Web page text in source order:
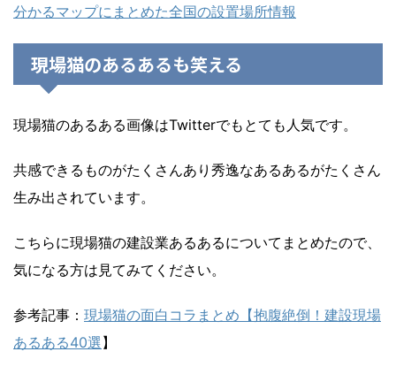
分かるマップにまとめた全国の設置場所情報
現場猫のあるあるも笑える
現場猫のあるある画像はTwitterでもとても人気です。
共感できるものがたくさんあり秀逸なあるあるがたくさん
生み出されています。
こちらに現場猫の建設業あるあるについてまとめたので、
気になる方は見てみてください。
参考記事： 現場猫の面白コラまとめ【抱腹絶倒！建設現場
あるある40選】